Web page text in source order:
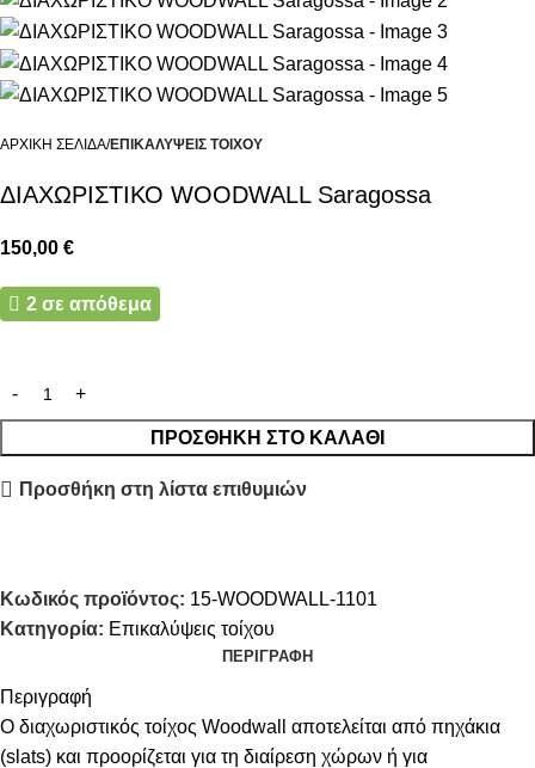
ΑΡΧΙΚΉ ΣΕΛΊΔΑ ΕΠΙΚΑΛΎΨΕΙΣ ΤΟΊΧΟΥ
ΔΙΑΧΩΡΙΣΤΙΚΟ WOODWALL Saragossa
150,00 €
2 σε απόθεμα
ΠΡΟΣΘΉΚΗ ΣΤΟ ΚΑΛΆΘΙ
Προσθήκη στη λίστα επιθυμιών
Κωδικός προϊόντος: 15-WOODWALL-1101
Κατηγορία: Επικαλύψεις τοίχου
ΠΕΡΙΓΡΑΦΉ
Περιγραφή
Ο διαχωριστικός τοίχος Woodwall αποτελείται από πηχάκια
(slats) και προορίζεται για τη διαίρεση χώρων ή για